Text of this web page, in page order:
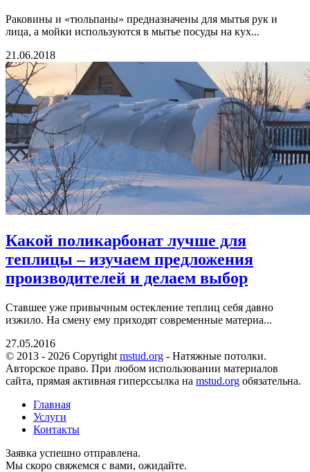
Раковины и «тюльпаны» предназначены для мытья рук и
лица, а мойки используются в мытье посуды на кух...
21.06.2018
Какой поликарбонат лучше для
теплицы – изучаем предложения
производителей и делаем выбор
Ставшее уже привычным остекление теплиц себя давно
изжило. На смену ему приходят современные материа...
27.05.2016
© 2013 - 2026 Copyright mstud.org - Натяжные потолки.
Авторское право. При любом использовании материалов
сайта, прямая активная гиперссылка на mstud.org обязательна.
Главная
Услуги
Контакты
Заявка успешно отправлена.
Мы скоро свяжемся с вами, ожидайте.